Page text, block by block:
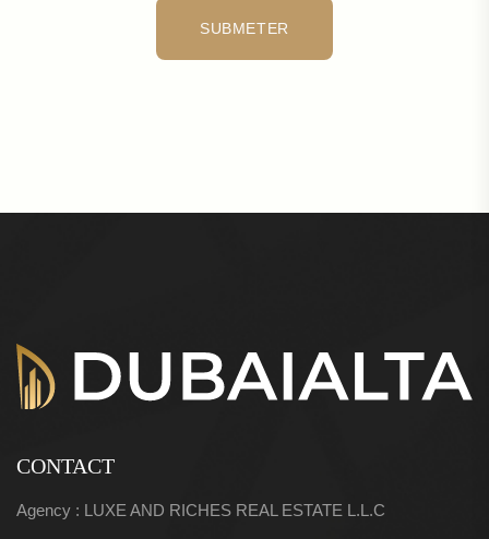
CONTACT
Agency : LUXE AND RICHES REAL ESTATE L.L.C